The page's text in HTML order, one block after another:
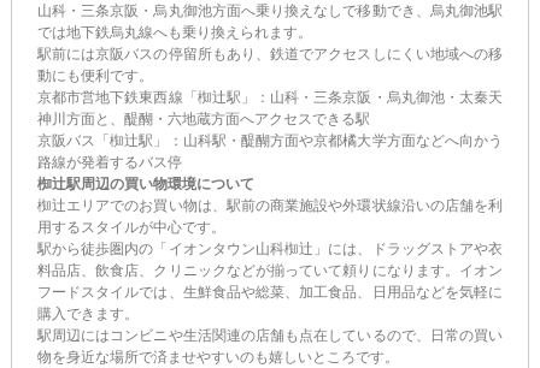
山科・三条京阪・烏丸御池方面へ乗り換えなしで移動でき、烏丸御池駅
では地下鉄烏丸線へも乗り換えられます。
駅前には京阪バスの停留所もあり、鉄道でアクセスしにくい地域への移
動にも便利です。
京都市営地下鉄東西線「椥辻駅」：山科・三条京阪・烏丸御池・太秦天
神川方面と、醍醐・六地蔵方面へアクセスできる駅
京阪バス「椥辻駅」：山科駅・醍醐方面や京都橘大学方面などへ向かう
路線が発着するバス停
椥辻駅周辺の買い物環境について
椥辻エリアでのお買い物は、駅前の商業施設や外環状線沿いの店舗を利
用するスタイルが中心です。
駅から徒歩圏内の「イオンタウン山科椥辻」には、ドラッグストアや衣
料品店、飲食店、クリニックなどが揃っていて頼りになります。イオン
フードスタイルでは、生鮮食品や総菜、加工食品、日用品などを気軽に
購入できます。
駅周辺にはコンビニや生活関連の店舗も点在しているので、日常の買い
物を身近な場所で済ませやすいのも嬉しいところです。